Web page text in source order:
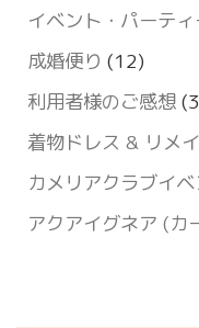
イベント・パーテ
成婚便り (12)
利用者様のご感想
着物ドレス & リメ
カメリアクラブイ
アクアイグネア (カ